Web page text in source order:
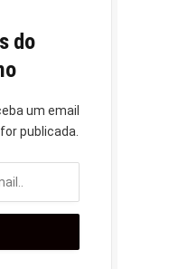
do
um email
publicada.